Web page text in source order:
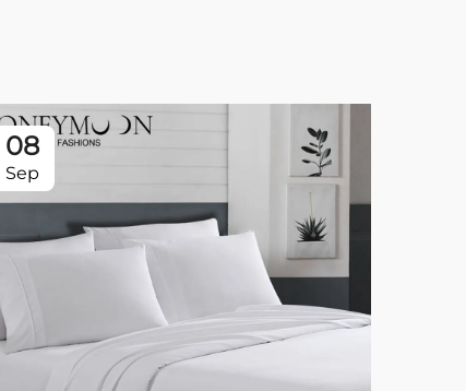
08
Sep